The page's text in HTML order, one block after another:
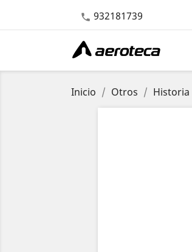
 932181739
Inicio Otros Historia